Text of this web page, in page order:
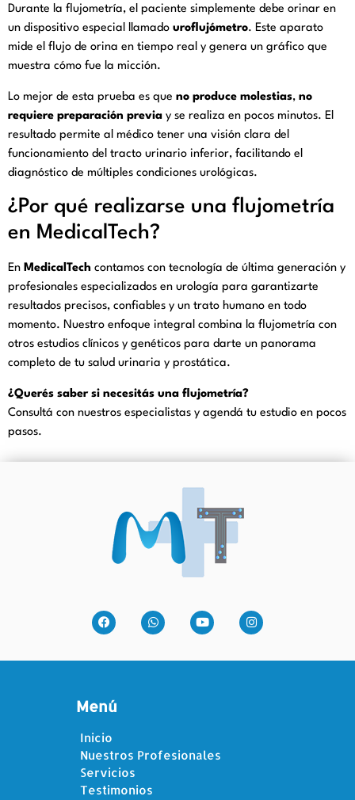
Durante la flujometría, el paciente simplemente debe orinar en
un dispositivo especial llamado uroflujómetro. Este aparato
mide el flujo de orina en tiempo real y genera un gráfico que
muestra cómo fue la micción.
Lo mejor de esta prueba es que no produce molestias, no
requiere preparación previa y se realiza en pocos minutos. El
resultado permite al médico tener una visión clara del
funcionamiento del tracto urinario inferior, facilitando el
diagnóstico de múltiples condiciones urológicas.
¿Por qué realizarse una flujometría
en MedicalTech?
En MedicalTech contamos con tecnología de última generación y
profesionales especializados en urología para garantizarte
resultados precisos, confiables y un trato humano en todo
momento. Nuestro enfoque integral combina la flujometría con
otros estudios clínicos y genéticos para darte un panorama
completo de tu salud urinaria y prostática.
¿Querés saber si necesitás una flujometría?
Consultá con nuestros especialistas y agendá tu estudio en pocos
pasos.
Menú
Inicio
Nuestros Profesionales
Servicios
Testimonios